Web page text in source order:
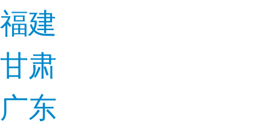
福建
甘肃
广东